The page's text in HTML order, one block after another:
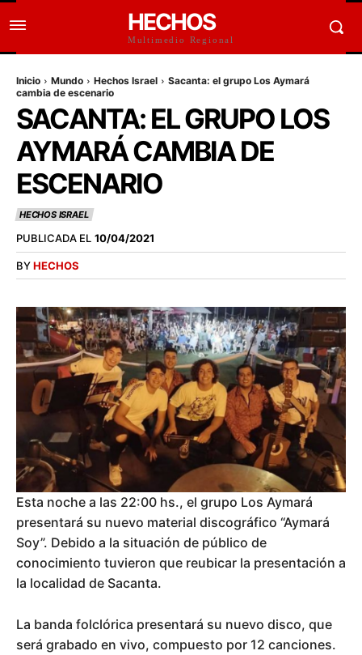
HECHOS
Multimedio Regional
Inicio Mundo Hechos Israel
Sacanta: el grupo Los Aymará
cambia de escenario
SACANTA: EL GRUPO LOS
AYMARÁ CAMBIA DE
ESCENARIO
HECHOS ISRAEL
PUBLICADA EL 10/04/2021
BYHECHOS
Esta noche a las 22:00 hs., el grupo Los Aymará
presentará su nuevo material discográfico “Aymará
Soy”. Debido a la situación de público de
conocimiento tuvieron que reubicar la presentación a
la localidad de Sacanta.
La banda folclórica presentará su nuevo disco, que
será grabado en vivo, compuesto por 12 canciones.